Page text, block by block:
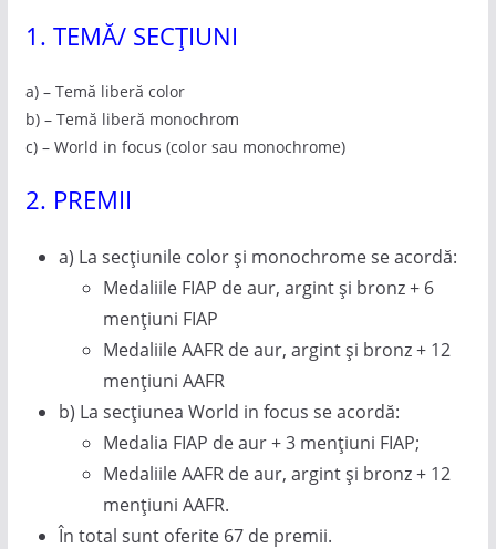
1. TEMĂ/ SECȚIUNI
a) – Temă liberă color
b) – Temă liberă monochrom
c) – World in focus (color sau monochrome)
2. PREMII
a) La secțiunile color și monochrome se acordă:
Medaliile FIAP de aur, argint și bronz + 6
mențiuni FIAP
Medaliile AAFR de aur, argint și bronz + 12
mențiuni AAFR
b) La secțiunea World in focus se acordă:
Medalia FIAP de aur + 3 mențiuni FIAP;
Medaliile AAFR de aur, argint și bronz + 12
mențiuni AAFR.
În total sunt oferite 67 de premii.